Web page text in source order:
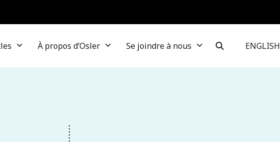
À propos d’Osler Se joindre à nous ENGLISH